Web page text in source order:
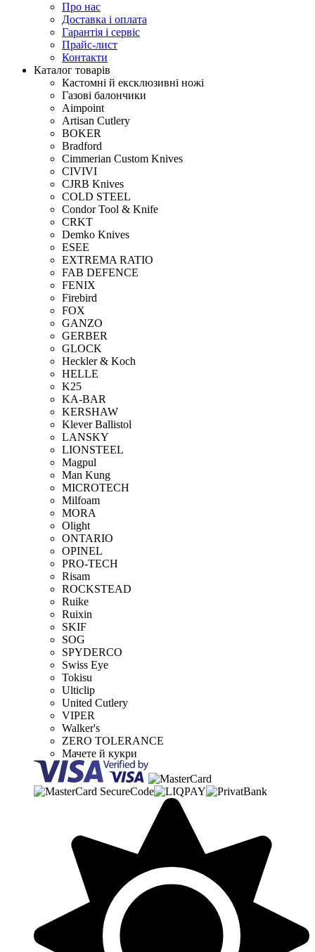
Про нас
Доставка і оплата
Гарантія і сервіс
Прайс-лист
Контакти
Каталог товарів
Кастомні й ексклюзивні ножі
Газові балончики
Aimpoint
Artisan Cutlery
BOKER
Bradford
Cimmerian Custom Knives
CIVIVI
CJRB Knives
COLD STEEL
Condor Tool & Knife
CRKT
Demko Knives
ESEE
EXTREMA RATIO
FAB DEFENCE
FENIX
Firebird
FOX
GANZO
GERBER
GLOCK
Heckler & Koch
HELLE
K25
KA-BAR
KERSHAW
Klever Ballistol
LANSKY
LIONSTEEL
Magpul
Man Kung
MICROTECH
Milfoam
MORA
Olight
ONTARIO
OPINEL
PRO-TECH
Risam
ROCKSTEAD
Ruike
Ruixin
SKIF
SOG
SPYDERCO
Swiss Eye
Tokisu
Ulticlip
United Cutlery
VIPER
Walker's
ZERO TOLERANCE
Мачете й кукри